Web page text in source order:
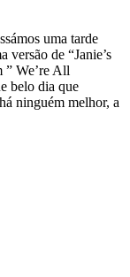
uma tarde
versão de “Janie’s
” We’re All
belo dia que
ninguém melhor, a